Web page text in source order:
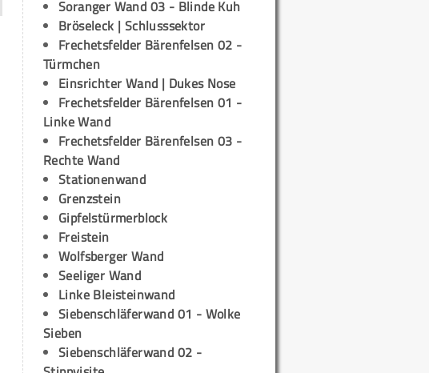
Soranger Wand 03 - Blinde Kuh
Bröseleck | Schlusssektor
Frechetsfelder Bärenfelsen 02 -
Türmchen
Einsrichter Wand | Dukes Nose
Frechetsfelder Bärenfelsen 01 -
Linke Wand
Frechetsfelder Bärenfelsen 03 -
Rechte Wand
Stationenwand
Grenzstein
Gipfelstürmerblock
Freistein
Wolfsberger Wand
Seeliger Wand
Linke Bleisteinwand
Siebenschläferwand 01 - Wolke
Sieben
Siebenschläferwand 02 -